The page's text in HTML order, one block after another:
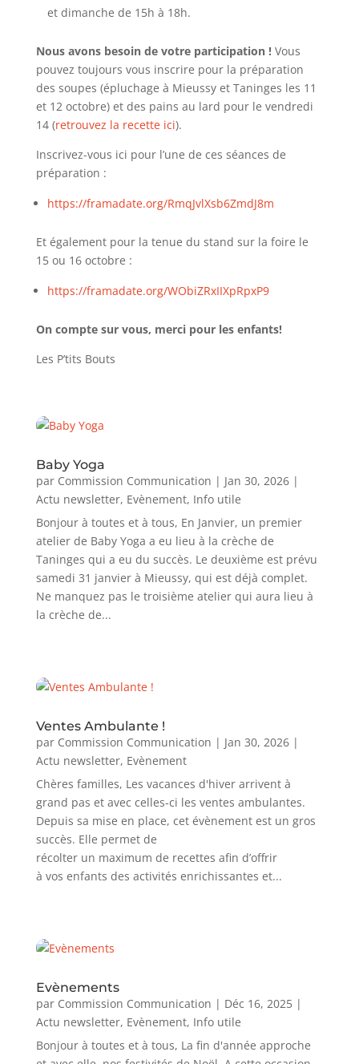
et dimanche de 15h à 18h.
Nous avons besoin de votre participation ! Vous
pouvez toujours vous inscrire pour la préparation
des soupes (épluchage à Mieussy et Taninges les 11
et 12 octobre) et des pains au lard pour le vendredi
14 (retrouvez la recette ici).
Inscrivez-vous ici pour l’une de ces séances de
préparation :
https://framadate.org/RmqJvlXsb6ZmdJ8m
Et également pour la tenue du stand sur la foire le
15 ou 16 octobre :
https://framadate.org/WObiZRxIIXpRpxP9
On compte sur vous, merci pour les enfants!
Les P’tits Bouts
Baby Yoga
par Commission Communication | Jan 30, 2026|
Actu newsletter, Evènement, Info utile
Bonjour à toutes et à tous, En Janvier, un premier
atelier de Baby Yoga a eu lieu à la crèche de
Taninges qui a eu du succès. Le deuxième est prévu
samedi 31 janvier à Mieussy, qui est déjà complet.
Ne manquez pas le troisième atelier qui aura lieu à
la crèche de...
Ventes Ambulante !
par Commission Communication | Jan 30, 2026|
Actu newsletter, Evènement
Chères familles, Les vacances d'hiver arrivent à
grand pas et avec celles-ci les ventes ambulantes.
Depuis sa mise en place, cet évènement est un gros
succès. Elle permet de
récolter un maximum de recettes afin d’offrir
à vos enfants des activités enrichissantes et...
Evènements
par Commission Communication | Déc 16, 2025|
Actu newsletter, Evènement, Info utile
Bonjour à toutes et à tous, La fin d'année approche